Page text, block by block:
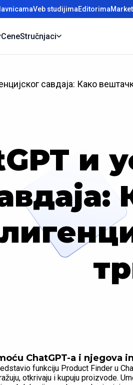
Veb studijimaEditorima
CeneStručnjaci
савдаjа: Како
и
ChatGPT-a i njegova
funkciju Product Finder u
otkrivaju i kupuju proizvode.